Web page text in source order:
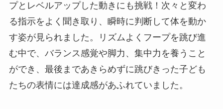
プとレベルアップした動きにも挑戦！次々と変わ
る指示をよく聞き取り、瞬時に判断して体を動か
す姿が見られました。リズムよくフープを跳び進
む中で、バランス感覚や脚力、集中力を養うこと
ができ、最後まであきらめずに跳びきった子ども
たちの表情には達成感があふれていました。